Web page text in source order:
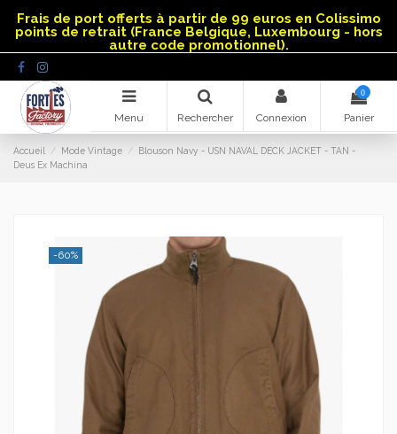
Frais de port offerts à partir de 99 euros en Colissimo
points de retrait (France Belgique, Luxembourg - hors
autre code promotionnel).
Menu Rechercher Connexion
0
Panier
Accueil Mode Vintage
Blouson Navy - USN NAVAL DECK JACKET - TAN -
Deus Ex Machina
-60%